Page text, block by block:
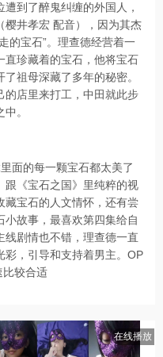
到了醉鬼纠缠的外国人，
樱井孝宏 配音），因为其杰
的宝石”。理查德经营着一
直珍藏着的宝石，他将宝石
祖母深藏了多年的秘密。
的店里来打工，中田就此步
。
面的每一颗宝石都太美了
跟《宝石之国》里纯粹的视
藏宝石的人文情怀，还有尝
故事，最喜欢第四集给自
线剧情也不错，理查德一直
彩，引导和支持着男主。OP
比较合适